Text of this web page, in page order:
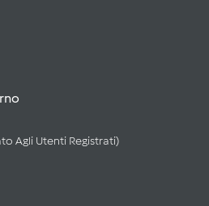
Agli Utenti Registrati)